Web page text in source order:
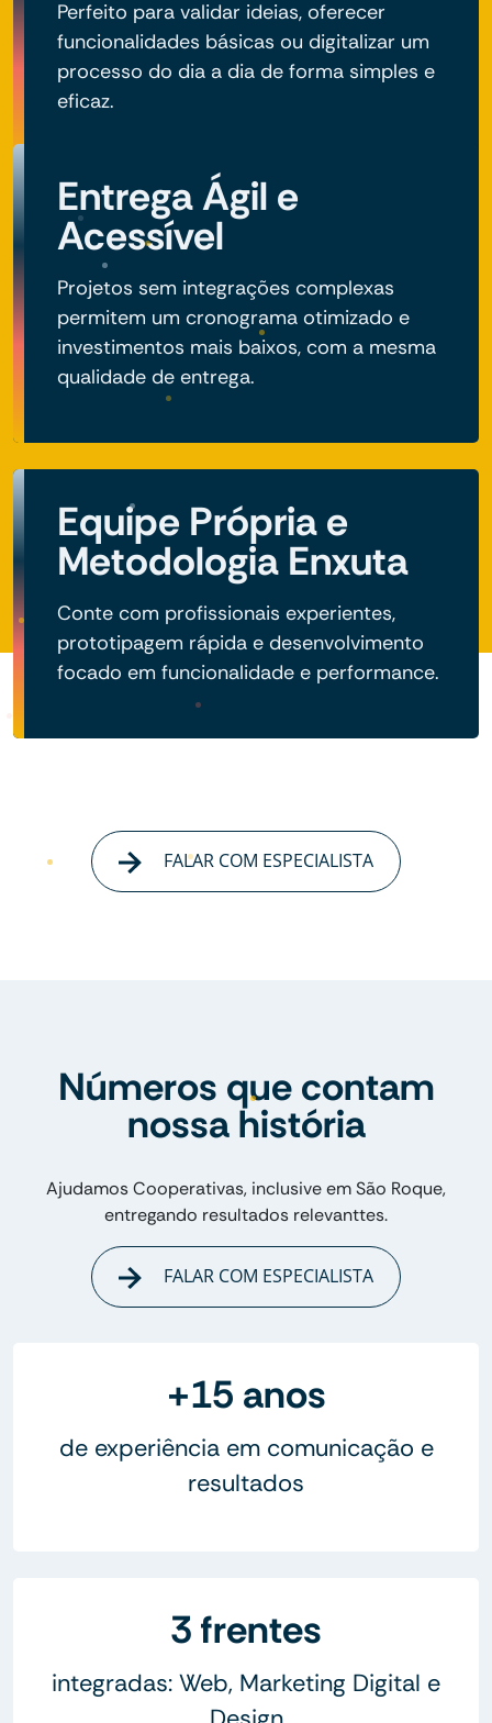
Perfeito para validar ideias, oferecer
funcionalidades básicas ou digitalizar um
processo do dia a dia de forma simples e
eficaz.
Entrega Ágil e
Acessível
Projetos sem integrações complexas
permitem um cronograma otimizado e
investimentos mais baixos, com a mesma
qualidade de entrega.
Equipe Própria e
Metodologia Enxuta
Conte com profissionais experientes,
prototipagem rápida e desenvolvimento
focado em funcionalidade e performance.
FALAR COM ESPECIALISTA
Números que contam
nossa história
Ajudamos Cooperativas, inclusive em São Roque,
entregando resultados relevanttes.
FALAR COM ESPECIALISTA
+15 anos
de experiência em comunicação e
resultados
3 frentes
integradas: Web, Marketing Digital e